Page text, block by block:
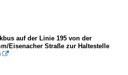
auf der Linie 195 von der
Eisenacher Straße zur Haltestelle
